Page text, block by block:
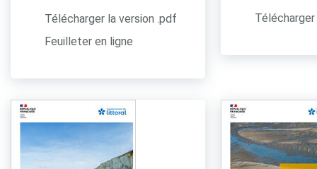
Télécharger la version .pdf
Feuilleter en ligne